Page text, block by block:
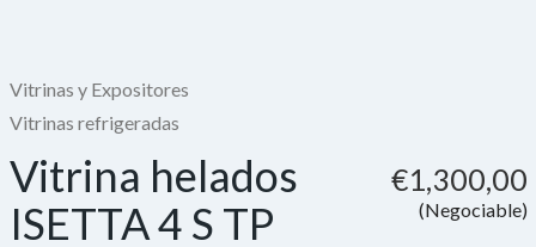
Vitrinas y Expositores
Vitrinas refrigeradas
Vitrina helados
ISETTA 4 S TP
€1,300,00
(Negociable)